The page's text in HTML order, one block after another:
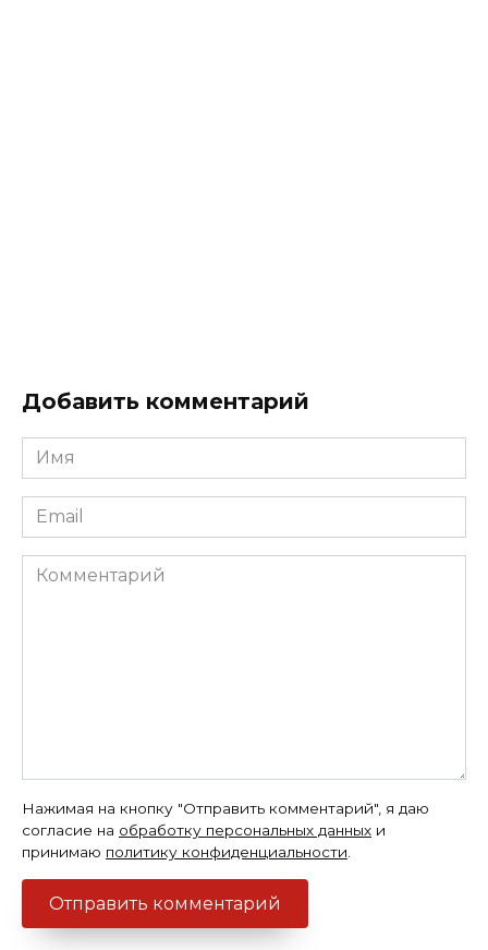
Добавить комментарий
Имя
*
Email
*
Комментарий
Нажимая на кнопку "Отправить комментарий", я даю
согласие на обработку персональных данных и
принимаю политику конфиденциальности